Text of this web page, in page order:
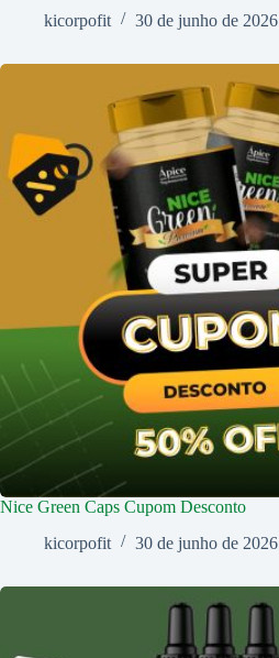
kicorpofit
30 de junho de 2026
Nice Green Caps Cupom Desconto
kicorpofit
30 de junho de 2026